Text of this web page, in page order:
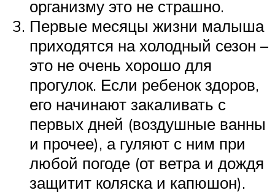
организму это не страшно.
Первые месяцы жизни малыша
приходятся на холодный сезон –
это не очень хорошо для
прогулок. Если ребенок здоров,
его начинают закаливать с
первых дней (воздушные ванны
и прочее), а гуляют с ним при
любой погоде (от ветра и дождя
защитит коляска и капюшон).